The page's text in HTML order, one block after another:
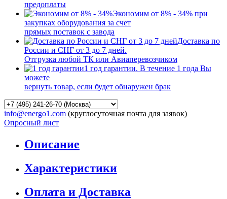
предоплаты
Экономим от 8% - 34% при
закупках оборудования за счет
прямых поставок с завода
Доставка по
России и СНГ от 3 до 7 дней.
Отгрузка любой ТК или Авиаперевозчиком
1 год гарантии. В течение 1 года Вы
можете
вернуть товар, если будет обнаружен брак
info@energo1.com (круглосуточная почта для заявок)
Опросный лист
Описание
Характеристики
Оплата и Доставка